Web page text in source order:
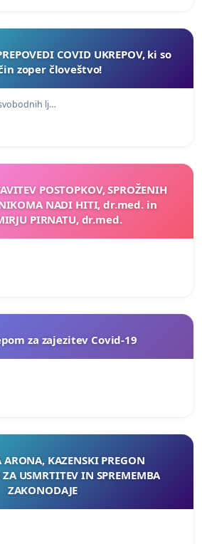
COVID UKREPOV, ki so
zoper človeštvo!
lj…
POSTOPKOV, SPROŽENIH
NADI HITI, dr.med. in
PIRNATU, dr.med.
za zajezitev Covid-19
ARONA, KAZENSKI PREGON
ZAKONODAJE